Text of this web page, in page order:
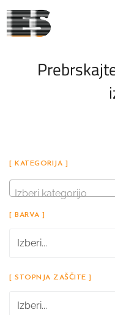
[ KATEGORIJA ]
Izberi kategorijo
[ BARVA ]
Izberi...
[ STOPNJA ZAŠČITE ]
Izberi...